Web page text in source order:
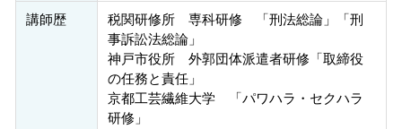
講師歴
税関研修所 専科研修 「刑法総論」「刑
事訴訟法総論」
神戸市役所 外郭団体派遣者研修「取締役
の任務と責任」
京都工芸繊維大学 「パワハラ・セクハラ
研修」